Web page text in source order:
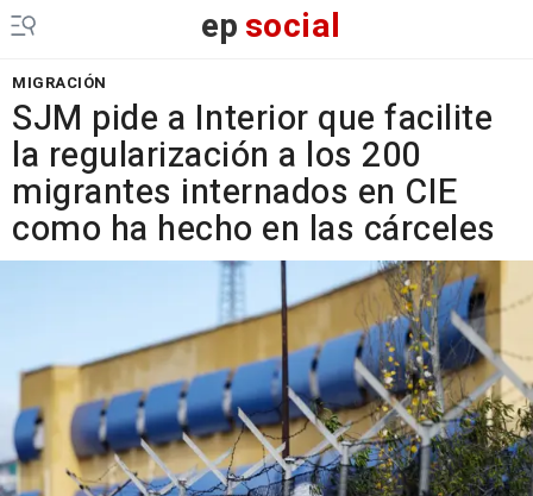
epsocial
MIGRACIÓN
SJM pide a Interior que facilite
la regularización a los 200
migrantes internados en CIE
como ha hecho en las cárceles